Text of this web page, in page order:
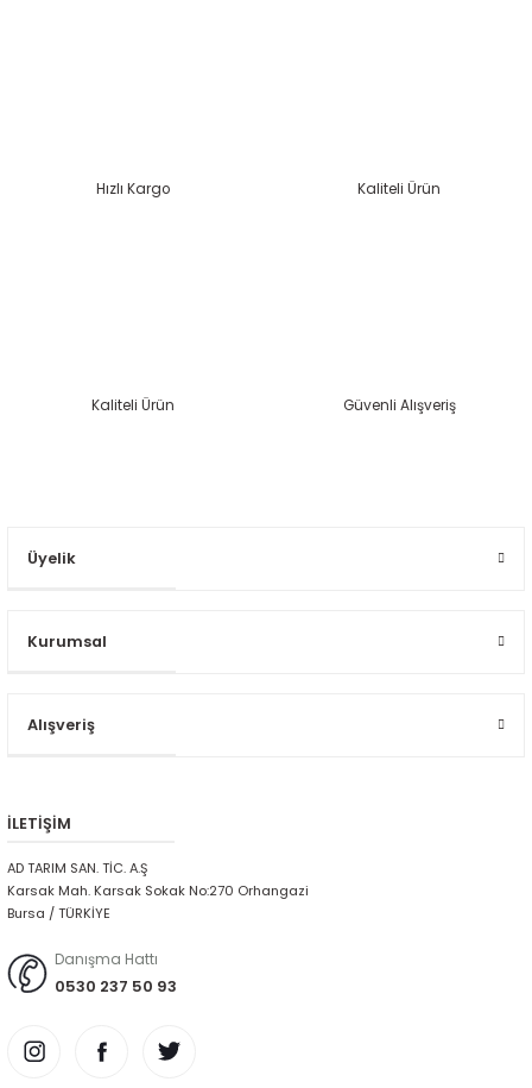
Hızlı Kargo Kaliteli Ürün
Kaliteli Ürün Güvenli Alışveriş
Üyelik
Kurumsal
Alışveriş
İLETİŞİM
AD TARIM SAN. TİC. A.Ş
Karsak Mah. Karsak Sokak No:270 Orhangazi
Bursa / TÜRKİYE
Danışma Hattı
0530 237 50 93